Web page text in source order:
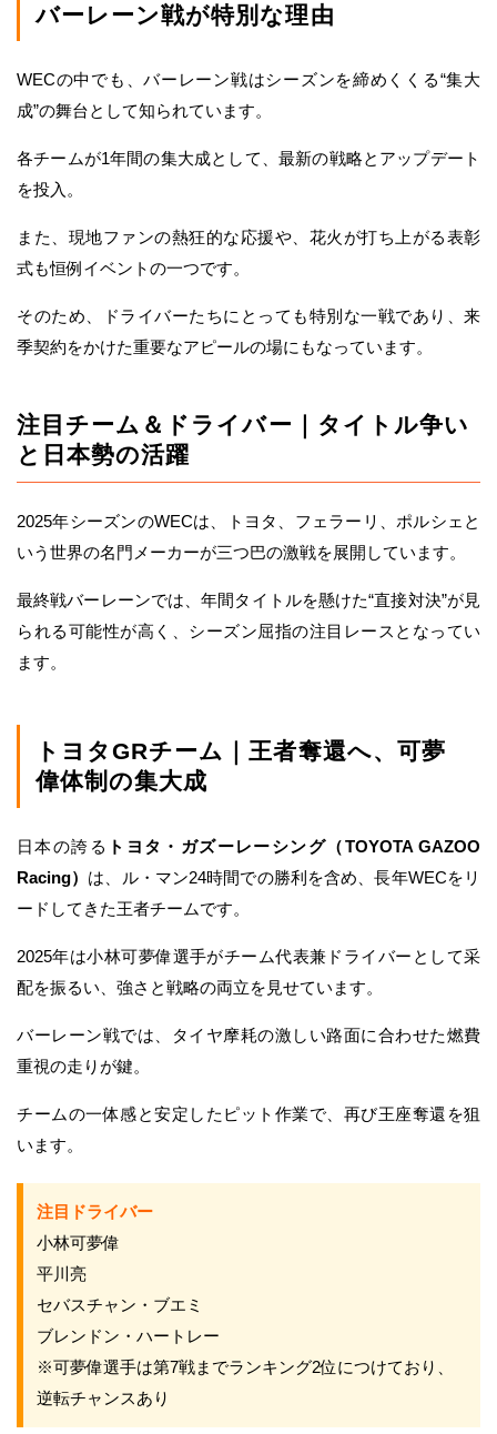
バーレーン戦が特別な理由
WECの中でも、バーレーン戦はシーズンを締めくくる“集大
成”の舞台として知られています。
各チームが1年間の集大成として、最新の戦略とアップデート
を投入。
また、現地ファンの熱狂的な応援や、花火が打ち上がる表彰
式も恒例イベントの一つです。
そのため、ドライバーたちにとっても特別な一戦であり、来
季契約をかけた重要なアピールの場にもなっています。
注目チーム＆ドライバー｜タイトル争い
と日本勢の活躍
2025年シーズンのWECは、トヨタ、フェラーリ、ポルシェと
いう世界の名門メーカーが三つ巴の激戦を展開しています。
最終戦バーレーンでは、年間タイトルを懸けた“直接対決”が見
られる可能性が高く、シーズン屈指の注目レースとなってい
ます。
トヨタGRチーム｜王者奪還へ、可夢
偉体制の集大成
日本の誇る トヨタ・ガズーレーシング（TOYOTA GAZOO
Racing） は、ル・マン24時間での勝利を含め、長年WECをリ
ードしてきた王者チームです。
2025年は小林可夢偉選手がチーム代表兼ドライバーとして采
配を振るい、強さと戦略の両立を見せています。
バーレーン戦では、タイヤ摩耗の激しい路面に合わせた燃費
重視の走りが鍵。
チームの一体感と安定したピット作業で、再び王座奪還を狙
います。
注目ドライバー
小林可夢偉
平川亮
セバスチャン・ブエミ
ブレンドン・ハートレー
※可夢偉選手は第7戦までランキング2位につけており、
逆転チャンスあり